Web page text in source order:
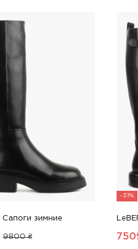
Сапоги зимние
9800 ₴
-31%